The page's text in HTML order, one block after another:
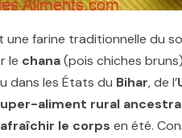
une farine traditionnelle du
le chana(pois chiches
dans les États du Bihar, de l’
aliment rural
le corps en été.